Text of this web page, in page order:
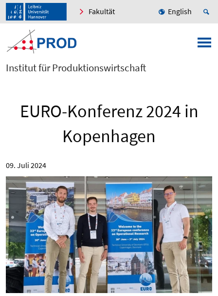
Fakultät English
Institut für Produktionswirtschaft
EURO-Konferenz 2024 in
Kopenhagen
09. Juli 2024